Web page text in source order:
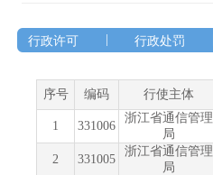
行政许可 行政处罚
序号 编码 行使主体
1 331006
浙江省通信管理
局
2 331005
浙江省通信管理
局